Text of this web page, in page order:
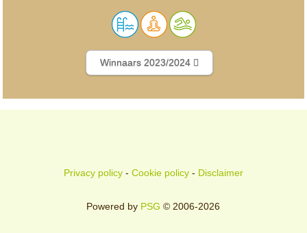
Winnaars 2023/2024
Privacy policy- Cookie policy- Disclaimer
Powered by PSG © 2006-2026